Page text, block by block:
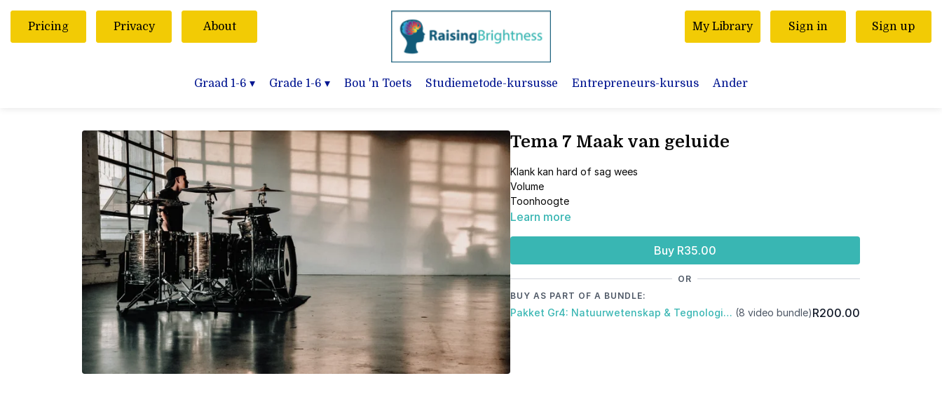
Pricing Privacy About My Library Sign in Sign up
Graad 1-6 ▾ Grade 1-6 ▾ Bou 'n Toets Studiemetode-kursusse Entrepreneurs-kursus Ander
Tema 7 Maak van geluide
Klank kan hard of sag wees
Volume
Toonhoogte
Learn more
Buy R35.00
OR
BUY AS PART OF A BUNDLE:
Pakket Gr4: Natuurwetenskap & Tegnologie: Kwartaal 3 (8 video bundle)R200.00